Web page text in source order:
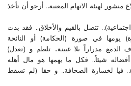
منشور لهيئة الاتهام المعنية.. أرجو أن تأخذ
تتصل بالقيم والأخلاق.. فقد بدت
يومها في صورة (الحكامة) أو النائحة
الدمع مدراراً بلا غبينة.. تلطم و (تعدل)
شيئاً.. فكل ما يهمها هو مال أهله
فيا لخسارة الصحافة.. و حقا (لم تسقط